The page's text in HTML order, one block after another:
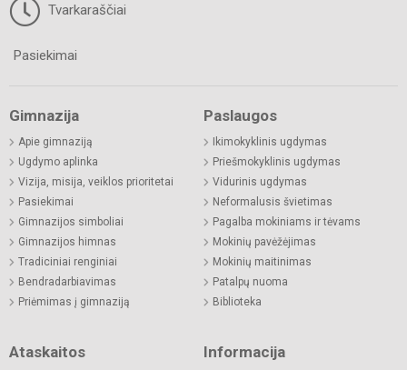
Tvarkaraščiai
Pasiekimai
Gimnazija
Apie gimnaziją
Ugdymo aplinka
Vizija, misija, veiklos prioritetai
Pasiekimai
Gimnazijos simboliai
Gimnazijos himnas
Tradiciniai renginiai
Bendradarbiavimas
Priėmimas į gimnaziją
Paslaugos
Ikimokyklinis ugdymas
Priešmokyklinis ugdymas
Vidurinis ugdymas
Neformalusis švietimas
Pagalba mokiniams ir tėvams
Mokinių pavėžėjimas
Mokinių maitinimas
Patalpų nuoma
Biblioteka
Ataskaitos Informacija